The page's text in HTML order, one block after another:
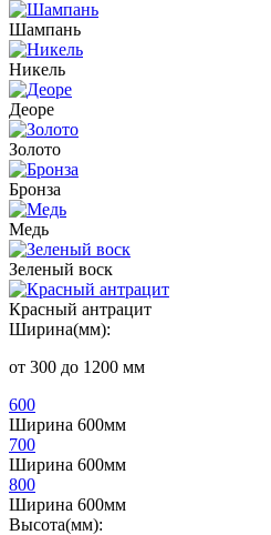
Шампань
Никель
Деоре
Золото
Бронза
Медь
Зеленый воск
Красный антрацит
Ширина(мм):
от 300 до 1200 мм
600
Ширина 600мм
700
Ширина 600мм
800
Ширина 600мм
Высота(мм):